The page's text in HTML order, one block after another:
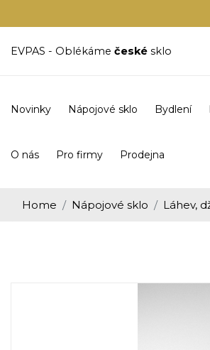
EVPAS - Oblékáme české sklo
Novinky Nápojové sklo Bydlení
O nás Pro firmy Prodejna
Home Nápojové sklo Láhev,